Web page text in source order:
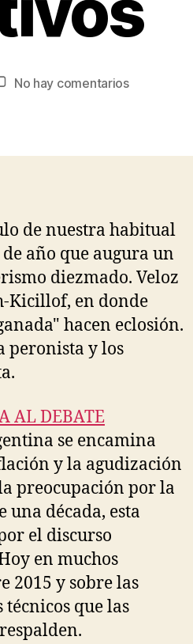
No hay comentariosen
Escenarios
de nuestra habitual
año que augura un
diezmado. Veloz
Kicillof, en donde
hacen eclosión.
peronista y los
AL DEBATE
se encamina
y la agudización
preocupación por la
una década, esta
el discurso
en muchos
2015 y sobre las
que las